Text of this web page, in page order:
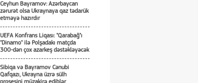
Ceyhun Bayramov: Azərbaycan
zərurət olsa Ukraynaya qaz tədarük
etməyə hazırdır
UEFA Konfrans Liqası: "Qarabağ"ı
"Dinamo" ilə Polşadakı matçda
300-dən çox azarkeş dəstəkləyəcək
Sibiqa və Bayramov Cənubi
Qafqazı, Ukrayna üzrə sülh